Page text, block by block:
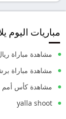
مباريات اليوم
مشاهدة مباراة
مشاهدة مباراة
مشاهدة كأس أمم
yalla shoot